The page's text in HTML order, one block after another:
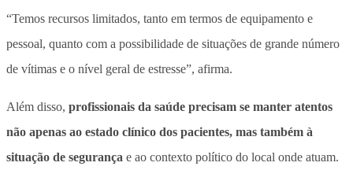
“Temos recursos limitados, tanto em termos de equipamento e
pessoal, quanto com a possibilidade de situações de grande número
de vítimas e o nível geral de estresse”, afirma.
Além disso, profissionais da saúde precisam se manter atentos
não apenas ao estado clínico dos pacientes, mas também à
situação de segurança e ao contexto político do local onde atuam.